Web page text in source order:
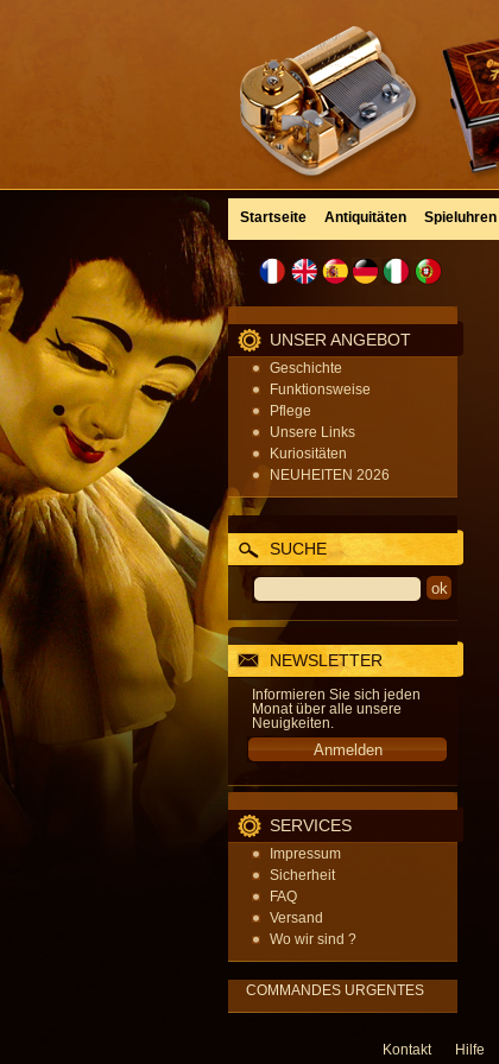
Startseite Antiquitäten Spieluhren
UNSER ANGEBOT
Geschichte
Funktionsweise
Pflege
Unsere Links
Kuriositäten
NEUHEITEN 2026
SUCHE
NEWSLETTER
Informieren Sie sich jeden
Monat über alle unsere
Neuigkeiten.
SERVICES
Impressum
Sicherheit
FAQ
Versand
Wo wir sind ?
COMMANDES URGENTES
Kontakt Hilfe